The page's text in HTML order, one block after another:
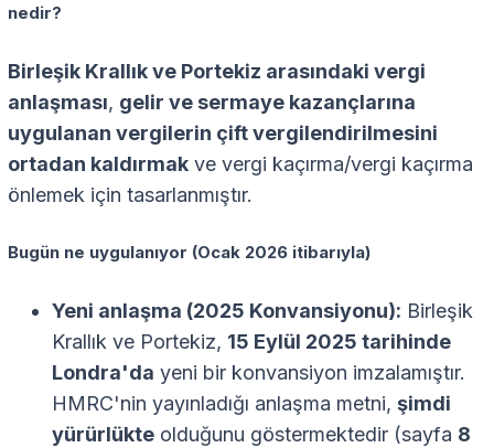
nedir?
Birleşik Krallık ve Portekiz arasındaki vergi
anlaşması, gelir ve sermaye kazançlarına
uygulanan vergilerin çift vergilendirilmesini
ortadan kaldırmak ve vergi kaçırma/vergi kaçırma
önlemek için tasarlanmıştır.
Bugün ne uygulanıyor (Ocak 2026 itibarıyla)
Yeni anlaşma (2025 Konvansiyonu): Birleşik
Krallık ve Portekiz, 15 Eylül 2025 tarihinde
Londra'da yeni bir konvansiyon imzalamıştır.
HMRC'nin yayınladığı anlaşma metni, şimdi
yürürlükte olduğunu göstermektedir (sayfa 8